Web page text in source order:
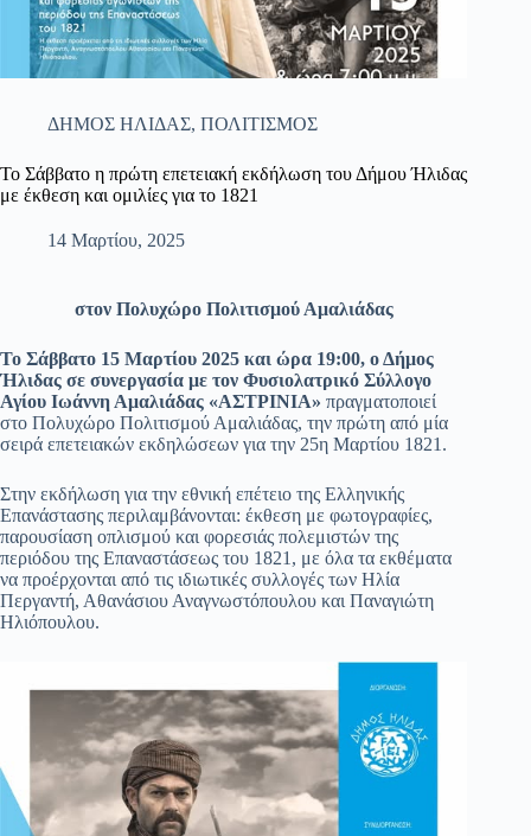
ΔΗΜΟΣ ΗΛΙΔΑΣ, ΠΟΛΙΤΙΣΜΟΣ
Το Σάββατο η πρώτη επετειακή εκδήλωση του Δήμου Ήλιδας
με έκθεση και ομιλίες για το 1821
14 Μαρτίου, 2025
στον Πολυχώρο Πολιτισμού Αμαλιάδας
Το Σάββατο 15 Μαρτίου 2025 και ώρα 19:00, ο Δήμος
Ήλιδας σε συνεργασία με τον Φυσιολατρικό Σύλλογο
Αγίου Ιωάννη Αμαλιάδας «ΑΣΤΡΙΝΙΑ» πραγματοποιεί
στο Πολυχώρο Πολιτισμού Αμαλιάδας, την πρώτη από μία
σειρά επετειακών εκδηλώσεων για την 25η Μαρτίου 1821.
Στην εκδήλωση για την εθνική επέτειο της Ελληνικής
Επανάστασης περιλαμβάνονται: έκθεση με φωτογραφίες,
παρουσίαση οπλισμού και φορεσιάς πολεμιστών της
περιόδου της Επαναστάσεως του 1821, με όλα τα εκθέματα
να προέρχονται από τις ιδιωτικές συλλογές των Ηλία
Περγαντή, Αθανάσιου Αναγνωστόπουλου και Παναγιώτη
Ηλιόπουλου.